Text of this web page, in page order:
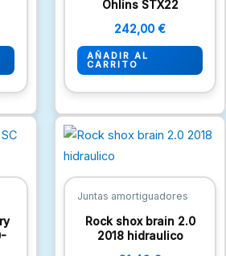
Ohlins STX22
242,00 €
AÑADIR AL
CARRITO
Juntas amortiguadores
Rock shox brain 2.0
2018 hidraulico